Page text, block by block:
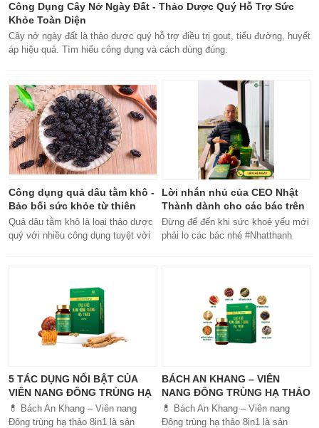
Công Dụng Cây Nở Ngày Đất - Thảo Dược Quý Hỗ Trợ Sức
Khỏe Toàn Diện
Cây nở ngày đất là thảo dược quý hỗ trợ điều trị gout, tiểu đường, huyết
áp hiệu quả. Tìm hiểu công dụng và cách dùng đúng.
Công dụng quả dâu tằm khô -
Bảo bối sức khỏe từ thiên
nhiên
Quả dâu tằm khô là loại thảo dược
quý với nhiều công dụng tuyệt vời
Lời nhắn nhủ của CEO Nhật
Thành dành cho các bác trên
50 tuổi
Đừng để đến khi sức khoẻ yếu mới
phải lo các bác nhé #Nhatthanh
#khoetubentrong #nhatthanhbak
5 TÁC DỤNG NỔI BẬT CỦA
VIÊN NANG ĐÔNG TRÙNG HẠ
THẢO BÁCH AN KHANG
💊 Bách An Khang – Viên nang
Đông trùng hạ thảo 8in1 là sản
BÁCH AN KHANG – VIÊN
NANG ĐÔNG TRÙNG HẠ THẢO
8IN1: GIẢI PHÁP SỨC KHỎE
TOÀN DIỆN
💊 Bách An Khang – Viên nang
Đông trùng hạ thảo 8in1 là sản